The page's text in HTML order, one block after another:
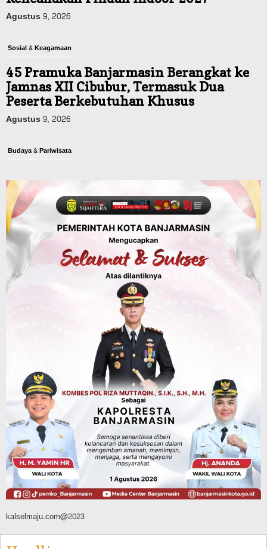
Agustus 9, 2026
Sosial & Keagamaan
45 Pramuka Banjarmasin Berangkat ke
Jamnas XII Cibubur, Termasuk Dua
Peserta Berkebutuhan Khusus
Agustus 9, 2026
Budaya & Pariwisata
Belajar Sambil Lihat Satwa, Jelajah
Literasi di Taman Jahri Saleh
Agustus 9, 2026
Advertorial Dinas Kehutanan Kalsel
Api Sempat Berkobar, Karhutla di
Tahura Sultan Adam Berhasil
Pemkab Tanahlaut
Delegasi Kementerian LH Kunjungi
Tanahlaut, Bupati Rahmat Paparkan
Potensi 363 Ribu Hektare Wilayah
Agustus 9, 2026
kalselmaju.com@2023